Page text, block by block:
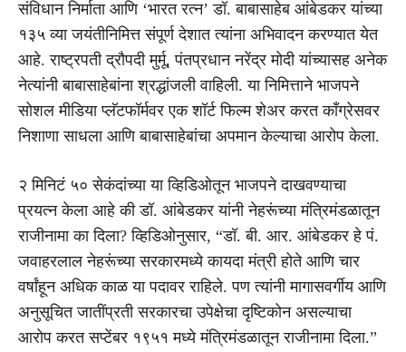
संविधान निर्माता आणि ‘भारत रत्न’ डॉ. बाबासाहेब आंबेडकर यांच्या
१३५ व्या जयंतीनिमित्त संपूर्ण देशात त्यांना अभिवादन करण्यात येत
आहे. राष्ट्रपती द्रौपदी मुर्मू, पंतप्रधान नरेंद्र मोदी यांच्यासह अनेक
नेत्यांनी बाबासाहेबांना श्रद्धांजली वाहिली. या निमित्ताने भाजपने
सोशल मीडिया प्लॅटफॉर्मवर एक शॉर्ट फिल्म शेअर करत काँग्रेसवर
निशाणा साधला आणि बाबासाहेबांचा अपमान केल्याचा आरोप केला.
२ मिनिटं ५० सेकंदांच्या या व्हिडिओतून भाजपने दाखवण्याचा
प्रयत्न केला आहे की डॉ. आंबेडकर यांनी नेहरूंच्या मंत्रिमंडळातून
राजीनामा का दिला? व्हिडिओनुसार, “डॉ. बी. आर. आंबेडकर हे पं.
जवाहरलाल नेहरूंच्या सरकारमध्ये कायदा मंत्री होते आणि चार
वर्षांहून अधिक काळ या पदावर राहिले. पण त्यांनी मागासवर्गीय आणि
अनुसूचित जातींप्रती सरकारचा उपेक्षेचा दृष्टिकोन असल्याचा
आरोप करत सप्टेंबर १९५१ मध्ये मंत्रिमंडळातून राजीनामा दिला.”